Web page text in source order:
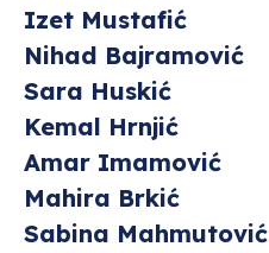
Izet Mustafić
Nihad Bajramović
Sara Huskić
Kemal Hrnjić
Amar Imamović
Mahira Brkić
Sabina Mahmutović